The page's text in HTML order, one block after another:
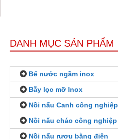
DANH MỤC SẢN PHẨM
Bể nước ngầm inox
Bẫy lọc mỡ Inox
Nồi nấu Canh công nghiệp
Nồi nấu cháo công nghiệp
Nồi nấu rượu bằng điện